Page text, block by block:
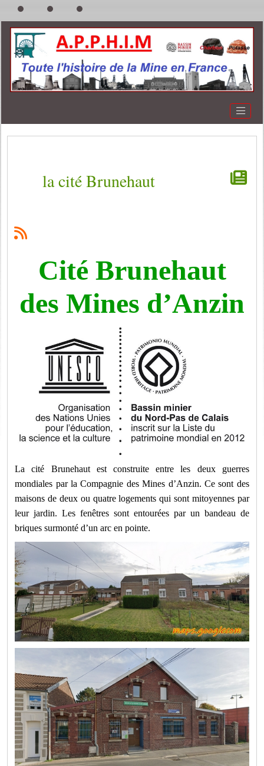
la cité Brunehaut
Cité Brunehaut
des Mines d’Anzin
La cité Brunehaut est construite entre les deux guerres
mondiales par la Compagnie des Mines d’Anzin. Ce sont des
maisons de deux ou quatre logements qui sont mitoyennes par
leur jardin. Les fenêtres sont entourées par un bandeau de
briques surmonté d’un arc en pointe.